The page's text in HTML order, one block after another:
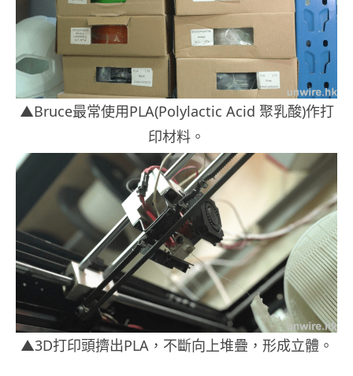
▲Bruce最常使用PLA(Polylactic Acid 聚乳酸)作打
印材料。
▲3D打印頭擠出PLA，不斷向上堆疊，形成立體。